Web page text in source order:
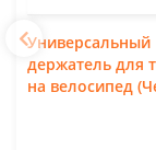
Универсальный
держатель для
на велосипед